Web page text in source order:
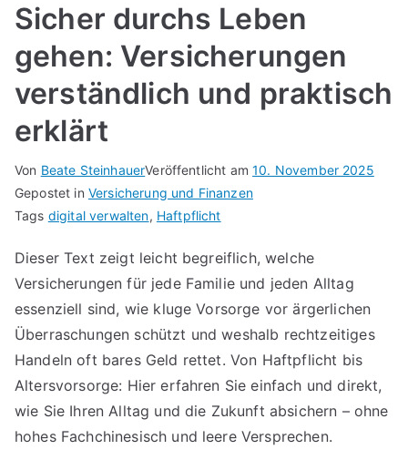
Sicher durchs Leben
gehen: Versicherungen
verständlich und praktisch
erklärt
Von Beate SteinhauerVeröffentlicht am10. November 2025
Gepostet in Versicherung und Finanzen
Tags digital verwalten, Haftpflicht
Dieser Text zeigt leicht begreiflich, welche
Versicherungen für jede Familie und jeden Alltag
essenziell sind, wie kluge Vorsorge vor ärgerlichen
Überraschungen schützt und weshalb rechtzeitiges
Handeln oft bares Geld rettet. Von Haftpflicht bis
Altersvorsorge: Hier erfahren Sie einfach und direkt,
wie Sie Ihren Alltag und die Zukunft absichern – ohne
hohes Fachchinesisch und leere Versprechen.